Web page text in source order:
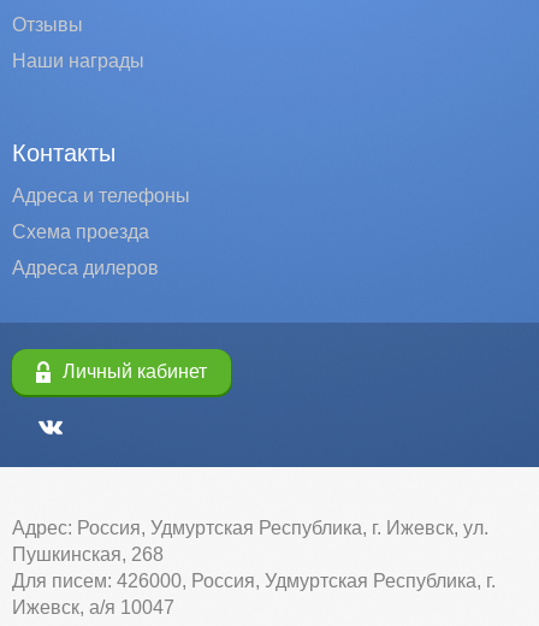
Отзывы
Наши награды
Контакты
Адреса и телефоны
Схема проезда
Адреса дилеров
Личный кабинет
Адрес: Россия, Удмуртская Республика, г. Ижевск, ул.
Пушкинская, 268
Для писем: 426000, Россия, Удмуртская Республика, г.
Ижевск, а/я 10047